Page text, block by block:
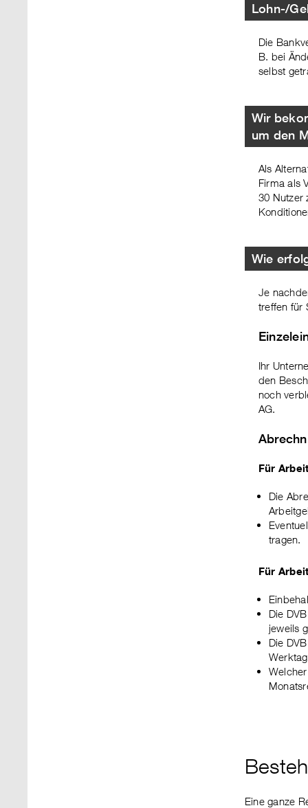
Lohn-/
Die
B. bei
selbst
Wir
um den
Als
Firma als
30 Nutzer
Wie
Je
treffen für
Ihr
den
noch
AG.
Für
Die
tragen.
Für
Die
jeweils
Die
Eine ganze